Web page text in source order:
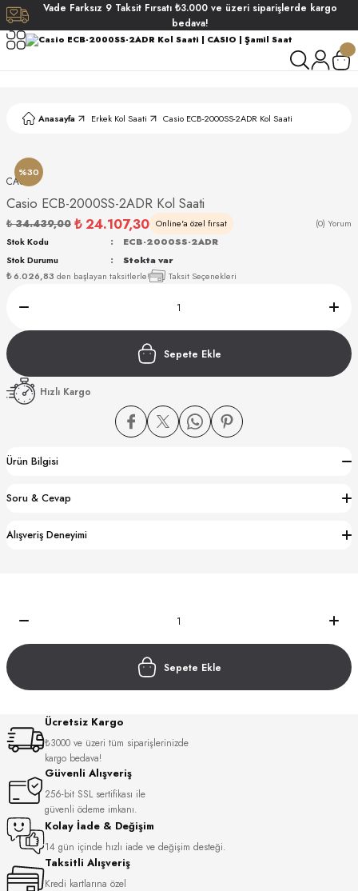
Vade Farksız 9 Taksit Fırsatı ₺3.000 ve üzeri siparişlerde kargo
bedava!
Anasayfa Erkek Kol Saati Casio ECB-2000SS-2ADR Kol Saati
%30
CASIO
Casio ECB-2000SS-2ADR Kol Saati
₺ 34.439,00 ₺ 24.107,30 Online'a özel fırsat (0) Yorum
₺ 6.026,83 den başlayan taksitlerle! Taksit Seçenekleri
Stok Kodu
ECB-2000SS-2ADR
Stok Durumu
Stokta var
Sepete Ekle
Hızlı Kargo
Ürün Bilgisi
Soru & Cevap
Alışveriş Deneyimi
Sepete Ekle
Ücretsiz Kargo
₺3000 ve üzeri tüm siparişlerinizde
kargo bedava!
Güvenli Alışveriş
256-bit SSL sertifikası ile
güvenli ödeme imkanı.
Kolay İade & Değişim
14 gün içinde hızlı iade ve değişim desteği.
Taksitli Alışveriş
Kredi kartlarına özel